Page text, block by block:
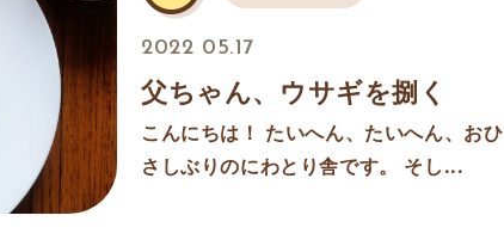
2022 05.17
父ちゃん、ウサギを捌く
こんにちは！ たいへん、たいへん、おひ
さしぶりのにわとり舎です。 そし...